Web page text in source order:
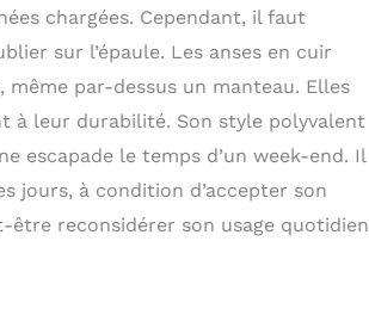
chargées. Cependant, il faut
sur l’épaule. Les anses en cuir
par-dessus un manteau. Elles
à leur durabilité. Son style polyvalent
escapade le temps d’un week-end. Il
jours, à condition d’accepter son
reconsidérer son usage quotidien